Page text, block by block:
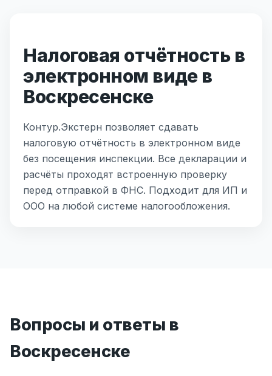
Налоговая отчётность в
электронном виде в
Воскресенске
Контур.Экстерн позволяет сдавать
налоговую отчётность в электронном виде
без посещения инспекции. Все декларации и
расчёты проходят встроенную проверку
перед отправкой в ФНС. Подходит для ИП и
ООО на любой системе налогообложения.
Вопросы и ответы в
Воскресенске